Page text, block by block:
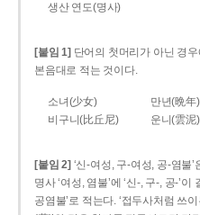
생산 연도(명사)
[붙임 1] 단어의 첫머리가 아닌 경
본음대로 적는 것이다.
소녀(少女) 만년(晩年)
비구니(比丘尼)
운니(雲泥)
[붙임 2] ‘신-여성, 구-여성, 공-염불
명사 ‘여성, 염불’에 ‘신-, 구-, 공-’
공염불’로 적는다. ‘접두사처럼 쓰